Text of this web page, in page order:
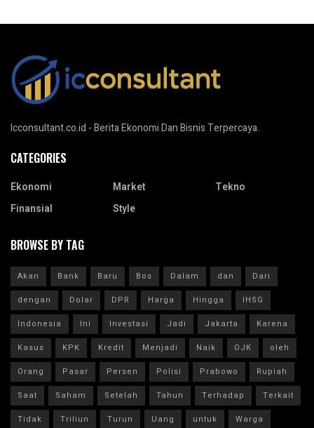
Icconsultant.co.id - Berita Ekonomi Dan Bisnis Terpercaya.
CATEGORIES
Ekonomi
Finansial
Market
Style
Tekno
BROWSE BY TAG
Akan Bank Baru Bos Dalam dan
Dari
dengan
Dolar DPR Harga Hingga
IHSG
Indonesia
Ini Investasi Jadi Jakarta
Karena
Kasus
KPK Kredit Menjadi Naik OJK
oleh
Orang
Pasar Persen Polisi Prabowo
Rupiah
Saat
Saham Setelah Tahun Terhadap
Terkait
Tidak
Triliun Turun Uang untuk Warga